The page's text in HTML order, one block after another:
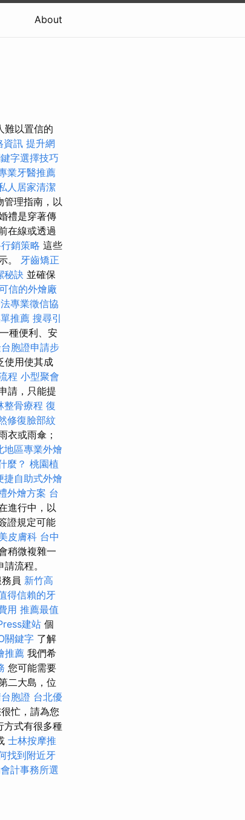
About
難以置信的
資訊 提升網
字選擇技巧
業牙醫推薦
人居家清潔
管理指南，以
禮是穿著傳
在線或透過
銷策略 這些
。 牙齒矯正
秘訣 並確保
信的外燴廠
專業徵信協
推薦 搜尋引
種便利、安
胞證申請步
使用使其成
程 小型聚會
請，只能提
整骨療程 復
修復臉部紋
衣或雨傘；
地區專業外燴
麼？ 桃園植
捷自助式外燴
外燴方案 台
進行中，以
證規定可能
皮膚科 台中
稍微複雜一
流程。
員 新竹高
得信賴的牙
用 推薦最值
建站 個
關鍵字 了解
推薦 我們希
您可能需要
二大島，位
胞證 台北優
忙，請為您
方式有很多種
士林按摩推
找到附近牙
計事務所選